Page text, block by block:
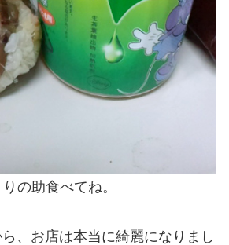
りの助食べてね。
、お店は本当に綺麗になりまし